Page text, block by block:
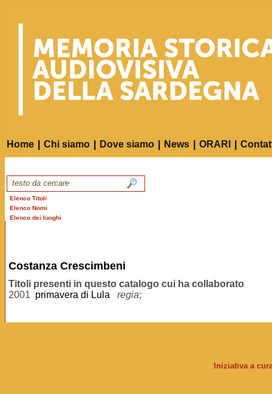
Home Chi siamo Dove siamo News ORARI
Elenco Titoli
Elenco Nomi
Elenco dei luoghi
Costanza Crescimbeni
Titoli presenti in questo catalogo cui ha collaborato
2001 primavera di Lula regia;
Iniziativa a